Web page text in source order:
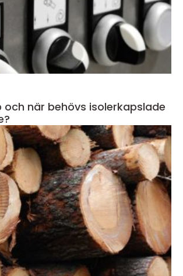
när behövs isolerkapslade